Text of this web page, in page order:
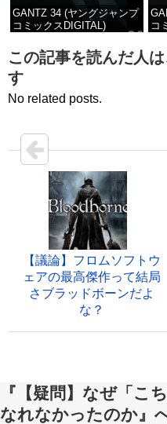
GANTZ 34 (ヤングジャンプ
コミックスDIGITAL)
価格：¥100
コ
この記事を読んだ人
す
No related posts.
【議論】フロムソフトウ
ェアの最高傑作って結局
さブラッドボーンだよ
な？
『【疑問】なぜ「こ
なれなかったのか』